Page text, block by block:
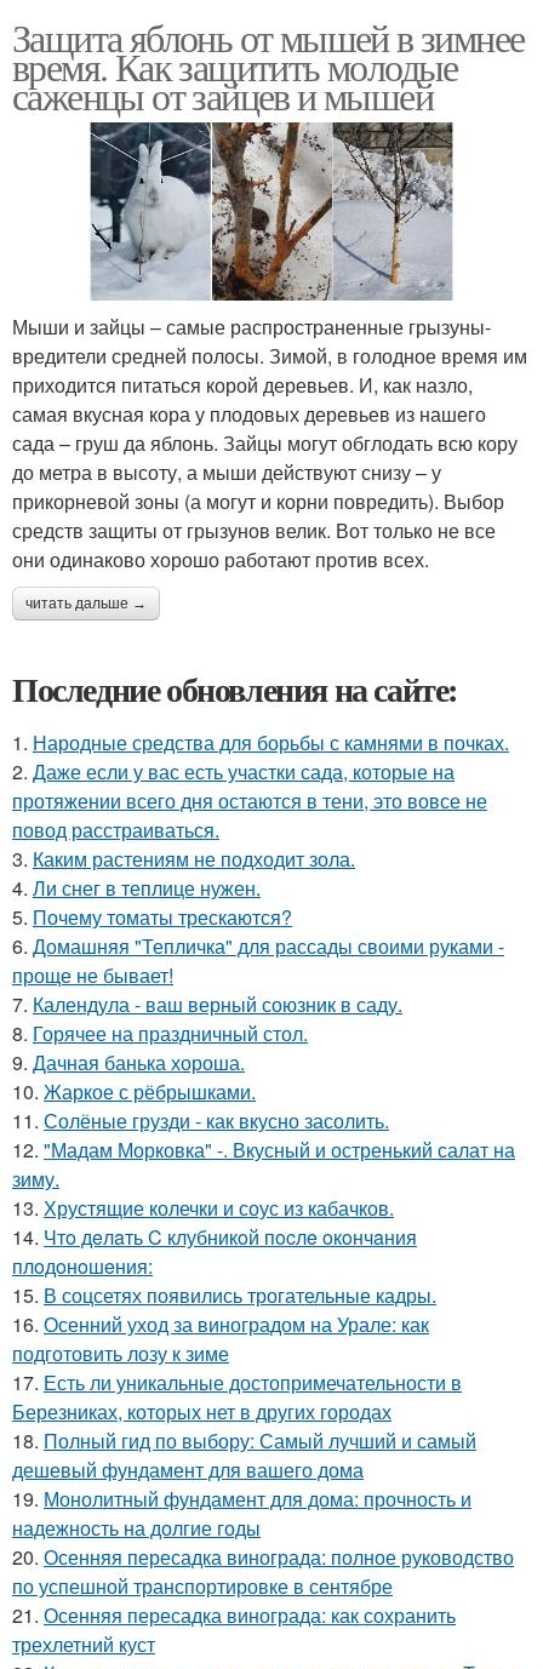
Защита яблонь от мышей в зимнее
время. Как защитить молодые
саженцы от зайцев и мышей
Мыши и зайцы – самые распространенные грызуны-
вредители средней полосы. Зимой, в голодное время им
приходится питаться корой деревьев. И, как назло,
самая вкусная кора у плодовых деревьев из нашего
сада – груш да яблонь. Зайцы могут обглодать всю кору
до метра в высоту, а мыши действуют снизу – у
прикорневой зоны (а могут и корни повредить). Выбор
средств защиты от грызунов велик. Вот только не все
они одинаково хорошо работают против всех.
читать дальше →
Последние обновления на сайте:
1. Народные средства для борьбы с камнями в почках.
2. Даже если у вас есть участки сада, которые на
протяжении всего дня остаются в тени, это вовсе не
повод расстраиваться.
3. Каким растениям не подходит зола.
4. Ли снег в теплице нужен.
5. Почему томаты трескаются?
6. Домашняя "Тепличка" для рассады своими руками -
проще не бывает!
7. Календула - ваш верный союзник в саду.
8. Горячее на праздничный стол.
9. Дачная банька хороша.
10. Жаркое с рёбрышками.
11. Солёные грузди - как вкусно засолить.
12. "Мадам Морковка" -. Вкусный и остренький салат на
зиму.
13. Хрустящие колечки и соус из кабачков.
14. Чтo дeлaть C клубникoй пocлe oкoнчaния
плoдoнoшeния:
15. В соцсетях появились трогательные кадры.
16. Осенний уход за виноградом на Урале: как
подготовить лозу к зиме
17. Есть ли уникальные достопримечательности в
Березниках, которых нет в других городах
18. Полный гид по выбору: Самый лучший и самый
дешевый фундамент для вашего дома
19. Монолитный фундамент для дома: прочность и
надежность на долгие годы
20. Осенняя пересадка винограда: полное руководство
по успешной транспортировке в сентябре
21. Осенняя пересадка винограда: как сохранить
трехлетний куст